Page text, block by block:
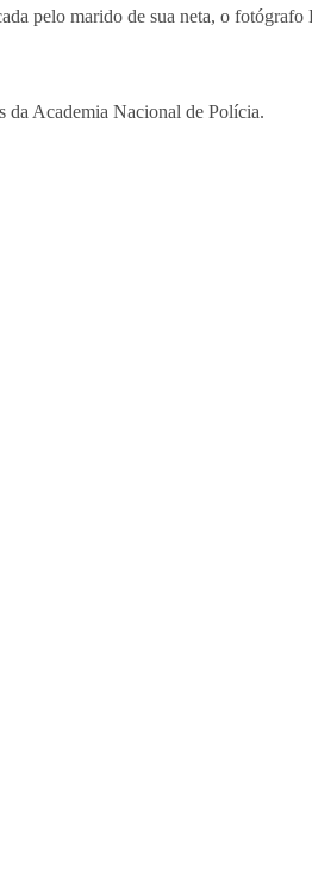
pelo marido de sua neta, o
da Academia Nacional de Polícia.